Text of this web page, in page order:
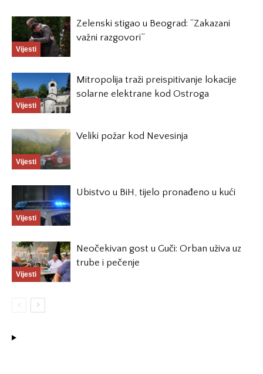
Vijesti
Zelenski stigao u Beograd: “Zakazani
važni razgovori”
Vijesti
Mitropolija traži preispitivanje lokacije
solarne elektrane kod Ostroga
Vijesti
Veliki požar kod Nevesinja
Vijesti
Ubistvo u BiH, tijelo pronađeno u kući
Vijesti
Neočekivan gost u Guči: Orban uživa uz
trube i pečenje